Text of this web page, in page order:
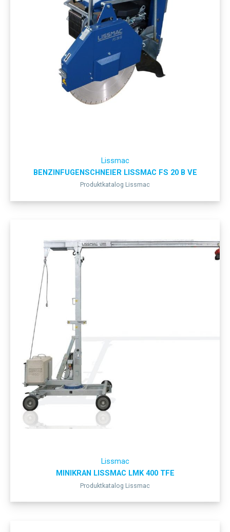
Lissmac
BENZINFUGENSCHNEIER LISSMAC FS 20 B VE
Produktkatalog Lissmac
Lissmac
MINIKRAN LISSMAC LMK 400 TFE
Produktkatalog Lissmac